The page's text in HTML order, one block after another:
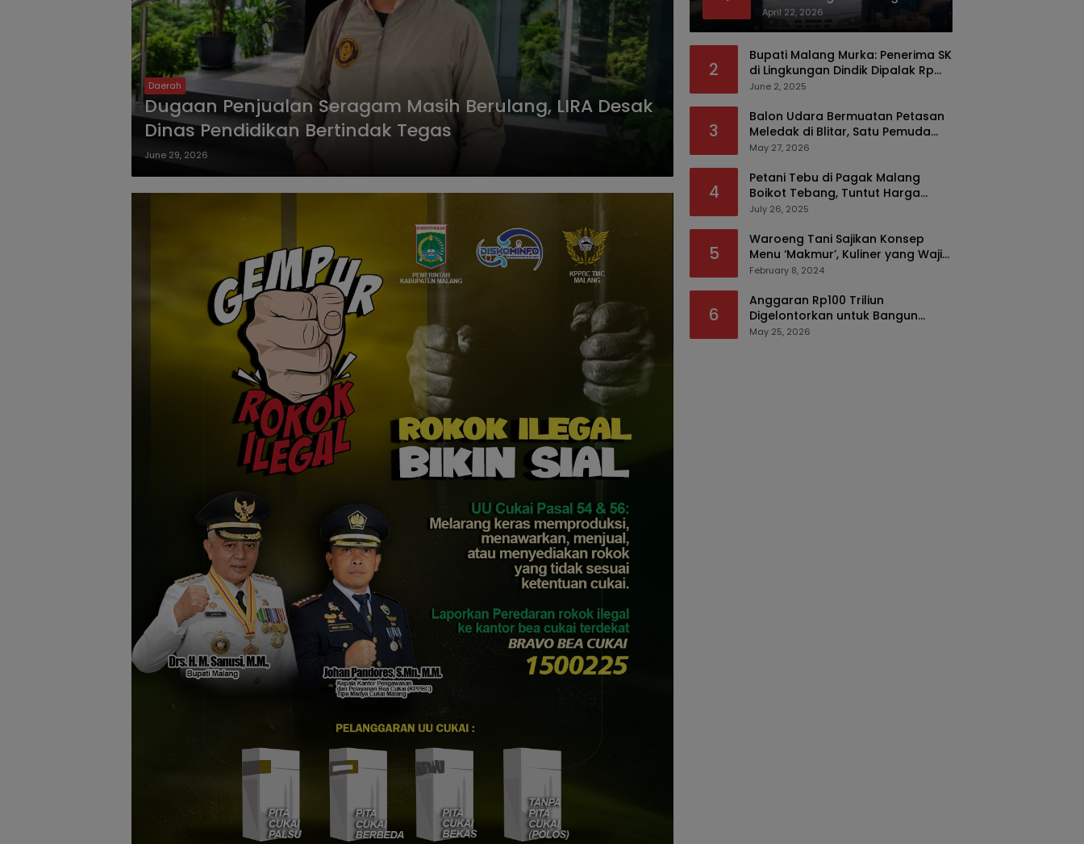
Daerah
Dugaan Penjualan Seragam Masih Berulang, LIRA Desak
Dinas Pendidikan Bertindak Tegas
June 29, 2026
Bermodus Kemasan Sabun
April 22, 2026
2
Bupati Malang Murka: Penerima SK
di Lingkungan Dindik Dipalak Rp
150 Ribu Pakai Modus Tumpengan,
June 2, 2025
3
Balon Udara Bermuatan Petasan
Meledak di Blitar, Satu Pemuda
Tewas dan Dua Anak Luka Serius
May 27, 2026
4
Petani Tebu di Pagak Malang
Boikot Tebang, Tuntut Harga
yang Layak
July 26, 2025
5
Waroeng Tani Sajikan Konsep
Menu ‘Makmur’, Kuliner yang Wajib
Dikunjungi di Malang
February 8, 2024
6
Anggaran Rp100 Triliun
Digelontorkan untuk Bangun
Kembali Sumatra, Hunian Korban
May 25, 2026